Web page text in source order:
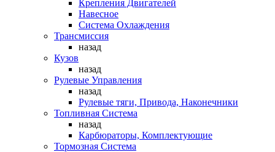
Крепления Двигателей
Навесное
Система Охлаждения
Трансмиссия
назад
Кузов
назад
Рулевые Управления
назад
Рулевые тяги, Привода, Наконечники
Топливная Система
назад
Карбюраторы, Комплектующие
Тормозная Система